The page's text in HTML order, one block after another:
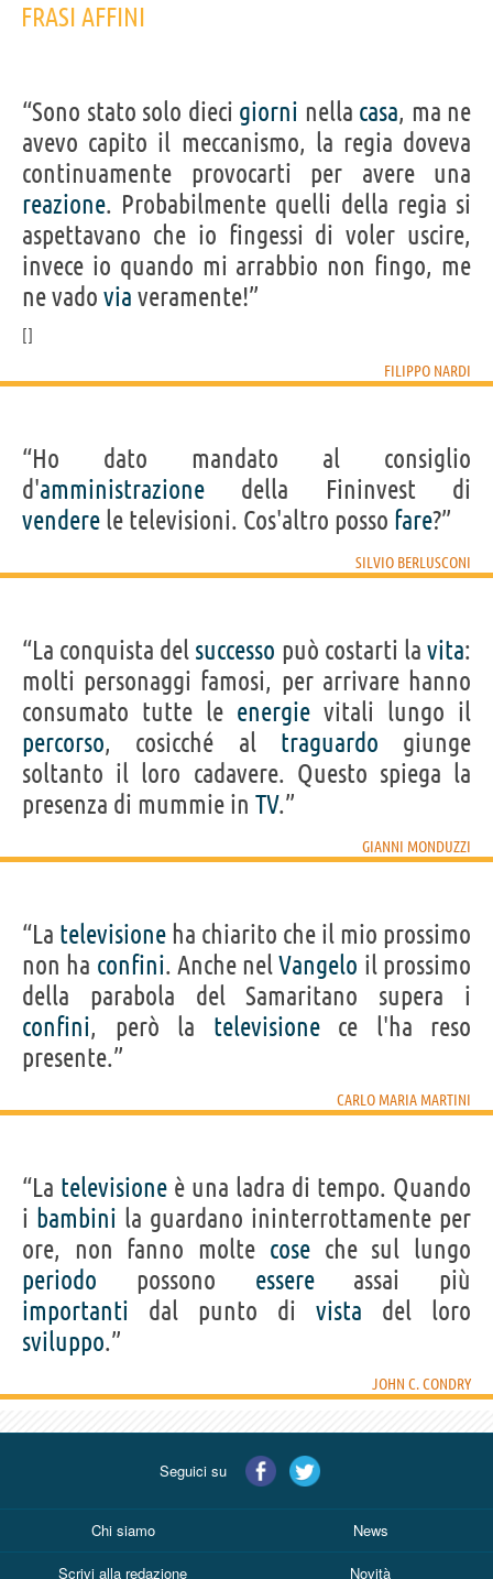
FRASI AFFINI
“Sono stato solo dieci giorni nella casa, ma ne
avevo capito il meccanismo, la regia doveva
continuamente provocarti per avere una
reazione. Probabilmente quelli della regia si
aspettavano che io fingessi di voler uscire,
invece io quando mi arrabbio non fingo, me
ne vado via veramente!”
FILIPPO NARDI
“Ho dato mandato al consiglio
d'amministrazione della Fininvest di
vendere le televisioni. Cos'altro posso fare?”
SILVIO BERLUSCONI
“La conquista del successo può costarti lavita:
molti personaggi famosi, per arrivare hanno
consumato tutte le energie vitali lungo il
percorso, cosicché al traguardo giunge
soltanto il loro cadavere. Questo spiega la
presenza di mummie in TV.”
GIANNI MONDUZZI
“La televisione ha chiarito che il mio prossimo
non ha confini. Anche nelVangelo il prossimo
della parabola del Samaritano supera i
confini, però la televisionece l'ha reso
presente.”
CARLO MARIA MARTINI
“La televisione è una ladra di tempo. Quando
i bambini la guardano ininterrottamente per
ore, non fanno molte coseche sul lungo
periodo possono essereassai più
importanti dal punto di vista del loro
sviluppo.”
JOHN C. CONDRY
Seguici su
Chi siamo News
Scrivi alla redazione Novità